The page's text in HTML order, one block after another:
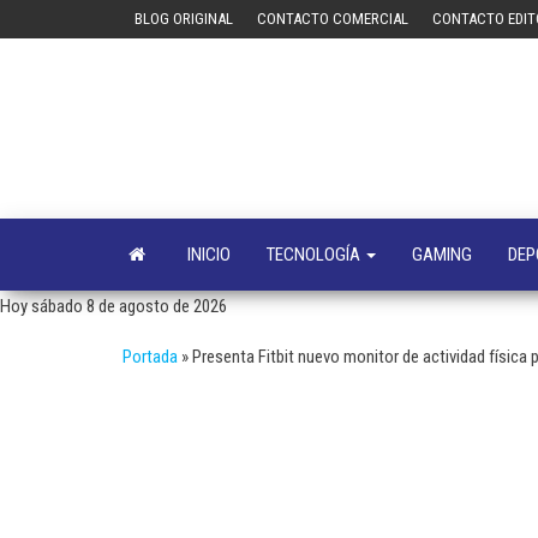
BLOG ORIGINAL CONTACTO COMERCIAL CONTACTO
INICIO TECNOLOGÍA GAMING
Hoy sábado 8 de agosto de 2026
Portada »Presenta Fitbit nuevo monitor de actividad física